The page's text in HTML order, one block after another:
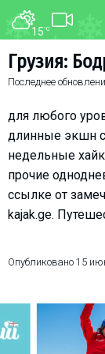
15°C
Грузия:
Последнее
для любого
длинные экшн
недельные
прочие
ссылке от
kajak.ge.
Опубликовано 15
О
Схема
Ски-
Прокат
Ски-